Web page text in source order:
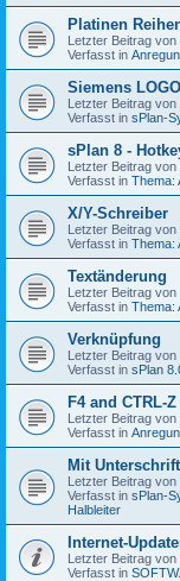
Platinen
Letzter Beitrag von
Verfasst in
Siemens
Letzter Beitrag von
Verfasst in sPlan-
sPlan 8 -
Letzter Beitrag von
Verfasst in Thema:
X/Y-Schreiber
Letzter Beitrag von
Verfasst in Thema:
Textänderung
Letzter Beitrag von
Verfasst in Thema:
Verknüpfung
Letzter Beitrag von
Verfasst in sPlan
F4 and CTRL-Z
Letzter Beitrag von
Verfasst in
Mit
Letzter Beitrag von
Verfasst in sPlan-
Halbleiter
Internet-
Letzter Beitrag von
Verfasst in